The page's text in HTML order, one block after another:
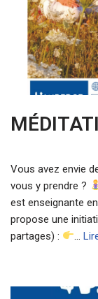
Vous avez envie
vous y prendre ?
est enseignante
propose une
partages) :
…